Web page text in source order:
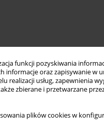
funkcji pozyskiwania
oraz zapisywanie w
realizacji usług, zapewnienia
zbierane i przetwarzane
plików cookies w
breakability